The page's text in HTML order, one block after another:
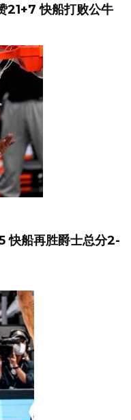
21+7 快船打败公牛
快船再胜爵士总分2-